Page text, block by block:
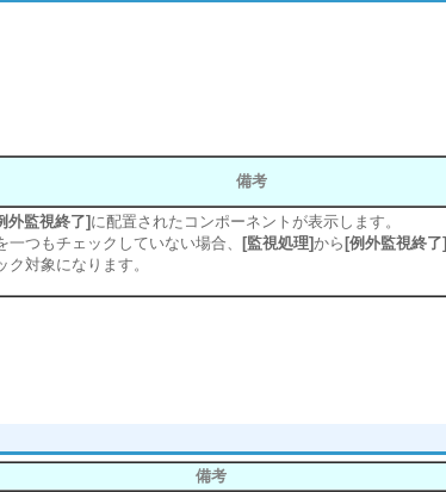
備考
外監視終了]に配置されたコンポーネントが表示します。
一つもチェックしていない場合、
[監視処理]から [例外監視終了]
ク対象になります。
備考